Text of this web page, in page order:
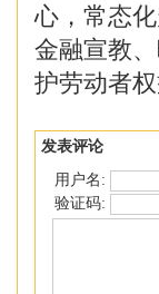
心，常态
金融宣教
护劳动者
发表评论
用户名:
验证码: